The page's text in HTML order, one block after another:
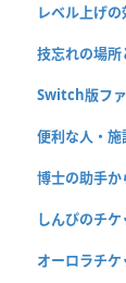
レベル上げ
技忘れの場所
Switch版フ
便利な人・施
博士の助手
しんぴのチ
オーロラチ